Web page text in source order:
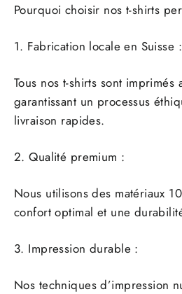
Pourquoi choisir nos t-shirts
1. Fabrication locale en Suisse :
Tous nos t-shirts sont imprimés
garantissant un processus
livraison rapides.
2. Qualité premium :
Nous utilisons des matériaux
confort optimal et une
3. Impression durable :
Nos techniques d’impression